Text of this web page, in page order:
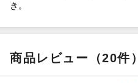
き。
商品レビュー（20件）